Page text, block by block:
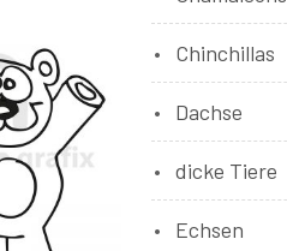
Chinchillas
Dachse
dicke Tiere
Echsen